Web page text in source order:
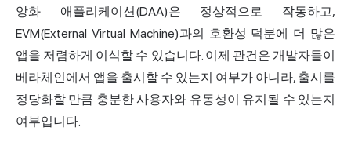
앙화 애플리케이션(DAA)은 정상적으로 작동하고,
EVM(External Virtual Machine)과의 호환성 덕분에 더 많은
앱을 저렴하게 이식할 수 있습니다. 이제 관건은 개발자들이
베라체인에서 앱을 출시할 수 있는지 여부가 아니라, 출시를
정당화할 만큼 충분한 사용자와 유동성이 유지될 수 있는지
여부입니다.